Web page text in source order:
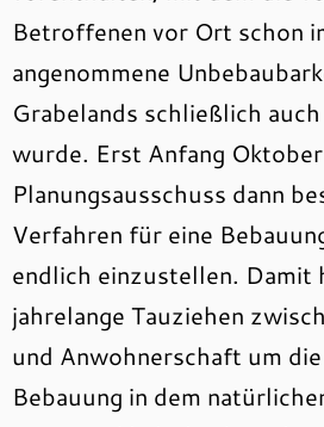
Betroffenen vor Ort schon
angenommene
Grabelands schließlich
wurde. Erst Anfang
Planungsausschuss dann
Verfahren für eine
endlich einzustellen. Damit
jahrelange Tauziehen
und Anwohnerschaft um
Bebauung in dem